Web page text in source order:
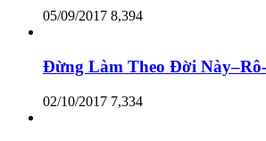
05/09/2017 8,394
Đừng Làm Theo Đời
02/10/2017 7,334